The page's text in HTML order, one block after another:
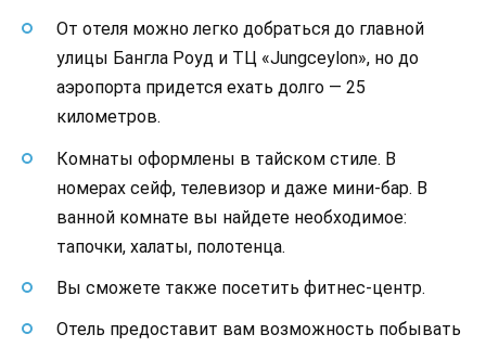
От отеля можно легко добраться до главной
улицы Бангла Роуд и ТЦ «Jungceylon», но до
аэропорта придется ехать долго — 25
километров.
Комнаты оформлены в тайском стиле. В
номерах сейф, телевизор и даже мини-бар. В
ванной комнате вы найдете необходимое:
тапочки, халаты, полотенца.
Вы сможете также посетить фитнес-центр.
Отель предоставит вам возможность побывать